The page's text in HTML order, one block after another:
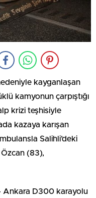
kayganlaşan
kamyonun çarpıştığı
krizi teşhisiyle
kazaya karışan
Salihli’deki
Özcan (83),
Ankara D300 karayolu